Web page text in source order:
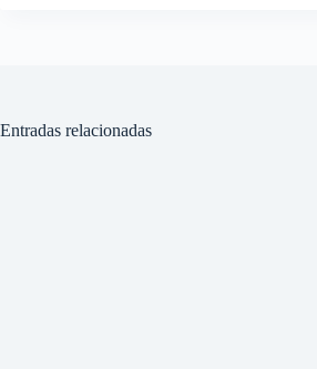
Entradas relacionadas